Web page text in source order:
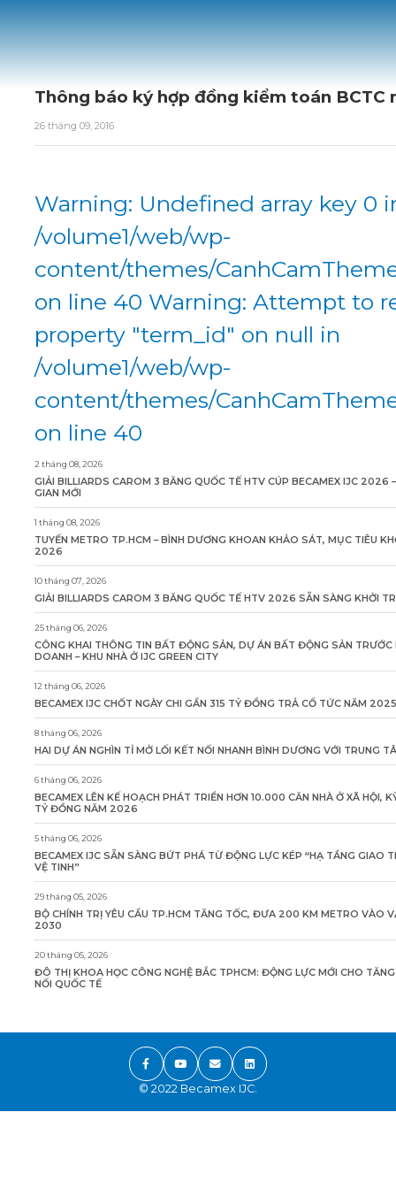
Thông báo ký hợp đồng kiểm toán BCTC
26 tháng 09, 2016
Warning: Undefined array key 0
/volume1/web/wp-
content/themes/
on line 40 Warning: Attempt to
property "term_id" on null in
/volume1/web/wp-
content/themes/
on line 40
2 tháng 08, 2026
GIẢI BILLIARDS CAROM 3 BĂNG QUỐC TẾ HTV CÚP BECAMEX IJC 2026
GIAN MỚI
1 tháng 08, 2026
TUYẾN METRO TP.HCM – BÌNH DƯƠNG KHOAN KHẢO SÁT, MỤC TIÊU
2026
10 tháng 07, 2026
GIẢI BILLIARDS CAROM 3 BĂNG QUỐC TẾ HTV 2026 SẴN SÀNG KHỞI
25 tháng 06, 2026
CÔNG KHAI THÔNG TIN BẤT ĐỘNG SẢN, DỰ ÁN BẤT ĐỘNG SẢN
DOANH – KHU NHÀ Ở IJC GREEN CITY
12 tháng 06, 2026
BECAMEX IJC CHỐT NGÀY CHI GẦN 315 TỶ ĐỒNG TRẢ CỔ TỨC NĂM 2025
8 tháng 06, 2026
HAI DỰ ÁN NGHÌN TỈ MỞ LỐI KẾT NỐI NHANH BÌNH DƯƠNG VỚI TRUNG
6 tháng 06, 2026
BECAMEX LÊN KẾ HOẠCH PHÁT TRIỂN HƠN 10.000 CĂN NHÀ Ở XÃ HỘI,
TỶ ĐỒNG NĂM 2026
5 tháng 06, 2026
BECAMEX IJC SẴN SÀNG BỨT PHÁ TỪ ĐỘNG LỰC KÉP “HẠ TẦNG GIAO
VỆ TINH”
29 tháng 05, 2026
BỘ CHÍNH TRỊ YÊU CẦU TP.HCM TĂNG TỐC, ĐƯA 200 KM METRO VÀO
2030
20 tháng 05, 2026
ĐÔ THỊ KHOA HỌC CÔNG NGHỆ BẮC TPHCM: ĐỘNG LỰC MỚI CHO
NỐI QUỐC TẾ
© 2022 Becamex IJC.